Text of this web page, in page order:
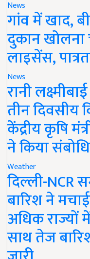
News
गांव में खाद,
दुकान खोलना
लाइसेंस,
News
रानी
तीन दिवसीय
केंद्रीय कृषि
ने किया
Weather
दिल्ली-NCR
बारिश ने
अधिक
साथ तेज